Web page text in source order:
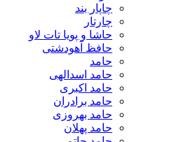
چاپار بند
چارتار
حاشا و پویا تات لاو
حافظ آهودشتی
حامد
حامد اسدالهی
حامد اکبری
حامد برادران
حامد بهروزی
حامد پهلان